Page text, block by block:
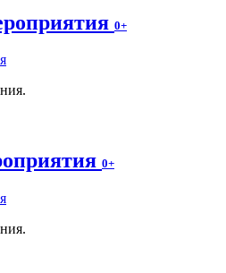
0+
0+